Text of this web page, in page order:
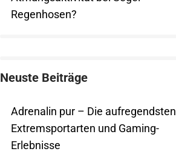
Regenhosen?
Neuste Beiträge
Adrenalin pur – Die aufregendsten
Extremsportarten und Gaming-
Erlebnisse